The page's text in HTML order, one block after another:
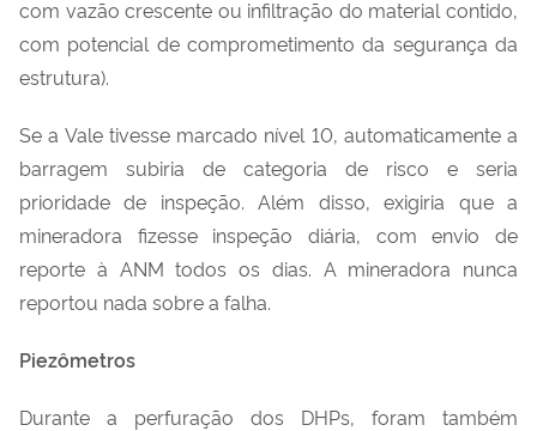
com vazão crescente ou infiltração do material contido,
com potencial de comprometimento da segurança da
estrutura).
Se a Vale tivesse marcado nível 10, automaticamente a
barragem subiria de categoria de risco e seria
prioridade de inspeção. Além disso, exigiria que a
mineradora fizesse inspeção diária, com envio de
reporte à ANM todos os dias. A mineradora nunca
reportou nada sobre a falha.
Piezômetros
Durante a perfuração dos DHPs, foram também